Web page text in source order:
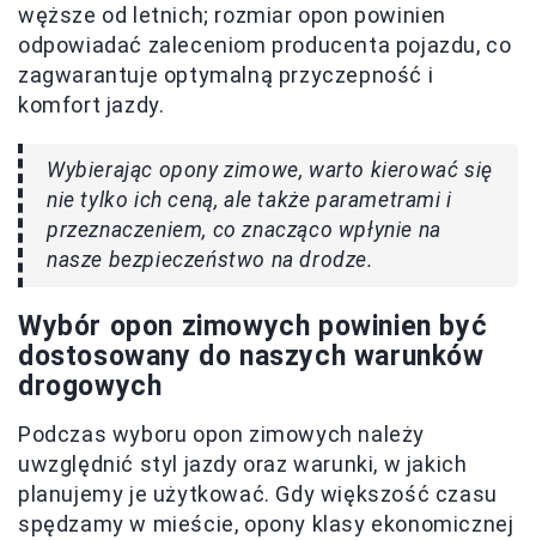
węższe od letnich; rozmiar opon powinien
odpowiadać zaleceniom producenta pojazdu, co
zagwarantuje optymalną przyczepność i
komfort jazdy.
Wybierając opony zimowe, warto kierować się
nie tylko ich ceną, ale także parametrami i
przeznaczeniem, co znacząco wpłynie na
nasze bezpieczeństwo na drodze.
Wybór opon zimowych powinien być
dostosowany do naszych warunków
drogowych
Podczas wyboru opon zimowych należy
uwzględnić styl jazdy oraz warunki, w jakich
planujemy je użytkować. Gdy większość czasu
spędzamy w mieście, opony klasy ekonomicznej